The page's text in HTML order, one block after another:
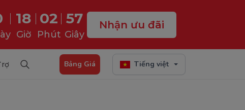
18
Giờ
02
Phút
56
Giây
Nhận ưu đãi
Bảng Giá Tiếng việt